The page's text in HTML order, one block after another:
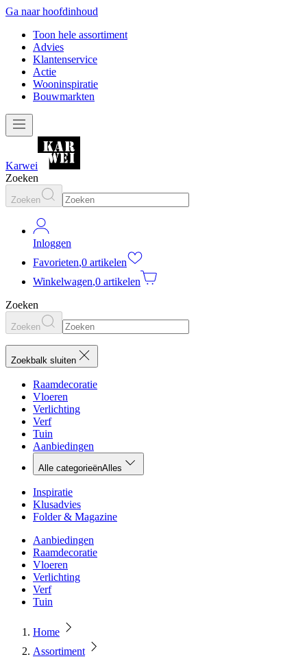
Ga naar hoofdinhoud
Toon hele assortiment
Advies
Klantenservice
Actie
Wooninspiratie
Bouwmarkten
Karwei
Zoeken
Zoeken
Inloggen
Favorieten,0 artikelen
Winkelwagen,0 artikelen
Zoeken
Zoeken
Zoekbalk sluiten
Raamdecoratie
Vloeren
Verlichting
Verf
Tuin
Aanbiedingen
Alle categorieënAlles
Inspiratie
Klusadvies
Folder & Magazine
Aanbiedingen
Raamdecoratie
Vloeren
Verlichting
Verf
Tuin
Home
Assortiment